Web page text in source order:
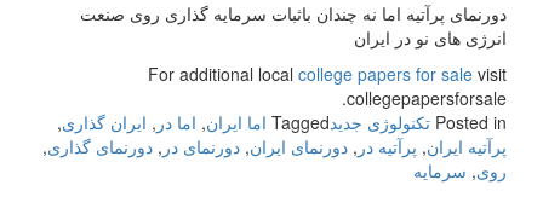
دورنمای پرآتیه اما نه چندان باثبات سرمایه گذاری روی صنعت
انرژی های نو در ایران
For additional local college papers for sale visit
collegepapersforsale.
Posted in تکنولوژی جدیدTagged اما ایران, اما در , ایران گذاری,
پرآتیه ایران, پرآتیه در , دورنمای ایران, دورنمای در , دورنمای گذاری,
روی, سرمایه